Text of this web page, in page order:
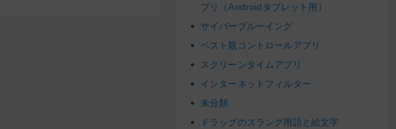
プリ（Androidタブレット用）
サイバーブルーイング
ベスト親コントロールアプリ
スクリーンタイムアプリ
インターネットフィルター
未分類
ドラッグのスラング用語と絵文字